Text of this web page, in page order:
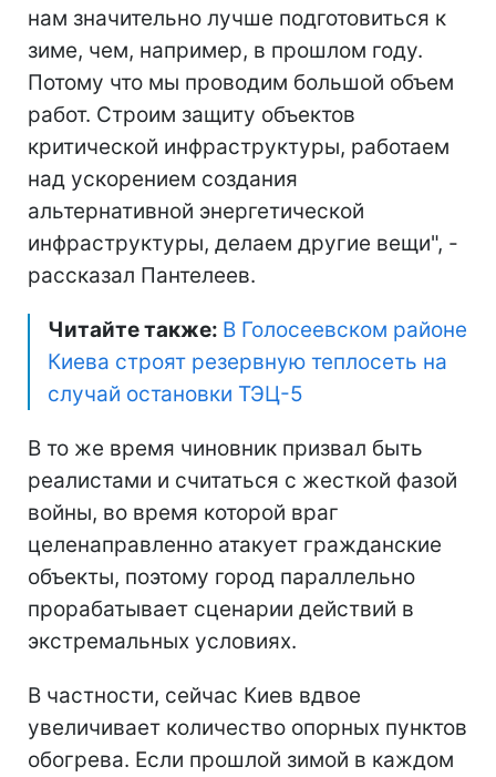
нам значительно лучше подготовиться к
зиме, чем, например, в прошлом году.
Потому что мы проводим большой объем
работ. Строим защиту объектов
критической инфраструктуры, работаем
над ускорением создания
альтернативной энергетической
инфраструктуры, делаем другие вещи", -
рассказал Пантелеев.
Читайте также: В Голосеевском районе
Киева строят резервную теплосеть на
случай остановки ТЭЦ-5
В то же время чиновник призвал быть
реалистами и считаться с жесткой фазой
войны, во время которой враг
целенаправленно атакует гражданские
объекты, поэтому город параллельно
прорабатывает сценарии действий в
экстремальных условиях.
В частности, сейчас Киев вдвое
увеличивает количество опорных пунктов
обогрева. Если прошлой зимой в каждом